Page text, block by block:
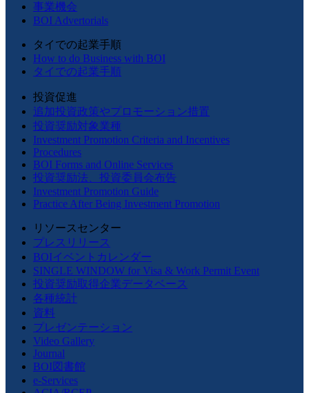
事業機会
BOI Advertorials
タイでの起業手順
How to do Business with BOI
タイでの起業手順
投資促進
追加投資政策やプロモーション措置
投資奨励対象業種
Investment Promotion Criteria and Incentives
Procedures
BOI Forms and Online Services
投資奨励法、投資委員会布告
Investment Promotion Guide
Practice After Being Investment Promotion
リソースセンター
プレスリリース
BOIイベントカレンダー
SINGLE WINDOW for Visa & Work Permit Event
投資奨励取得企業データベース
各種統計
資料
プレゼンテーション
Video Gallery
Journal
BOI図書館
e-Services